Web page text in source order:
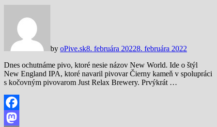
by oPive.sk8. februára 20228. februára 2022
Dnes ochutnáme pivo, ktoré nesie názov New World. Ide o štýl
New England IPA, ktoré navaril pivovar Čierny kameň v spolupráci
s kočovným pivovarom Just Relax Brewery. Prvýkrát …
Facebook